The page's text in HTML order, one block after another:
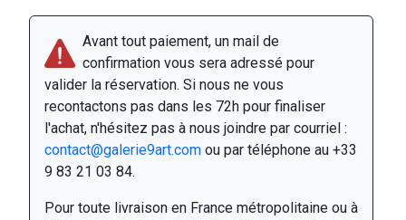
Avant tout paiement, un mail de
confirmation vous sera adressé pour
valider la réservation. Si nous ne vous
recontactons pas dans les 72h pour finaliser
l'achat, n'hésitez pas à nous joindre par courriel :
contact@galerie9art.com ou par téléphone au +33
9 83 21 03 84.
Pour toute livraison en France métropolitaine ou à